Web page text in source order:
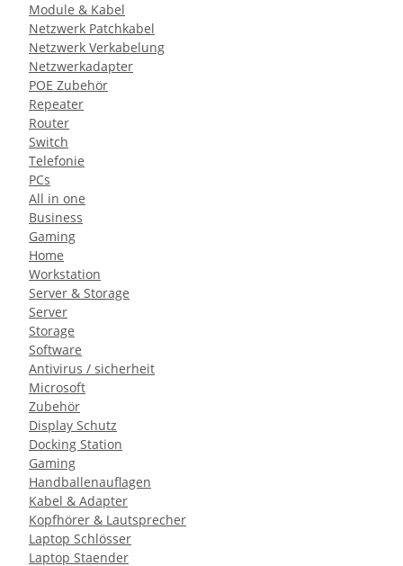
Module & Kabel
Netzwerk Patchkabel
Netzwerk Verkabelung
Netzwerkadapter
POE Zubehör
Repeater
Router
Switch
Telefonie
PCs
All in one
Business
Gaming
Home
Workstation
Server & Storage
Server
Storage
Software
Antivirus / sicherheit
Microsoft
Zubehör
Display Schutz
Docking Station
Gaming
Handballenauflagen
Kabel & Adapter
Kopfhörer & Lautsprecher
Laptop Schlösser
Laptop Staender